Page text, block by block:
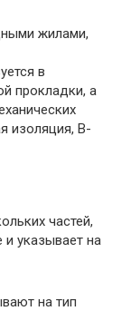
жилами,
в
прокладки, а
изоляция, В-
частей,
указывает на
на тип